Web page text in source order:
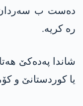
دەست ب سەردان
رە کریە.
شاندا په‌ده‌كێ
یا کوردستانێ و